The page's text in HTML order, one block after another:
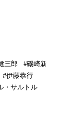
三郎
#磯崎新
#伊藤恭行
・サルトル